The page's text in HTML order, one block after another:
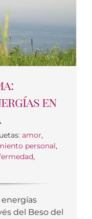
en
amor,
personal,
,
del Beso del